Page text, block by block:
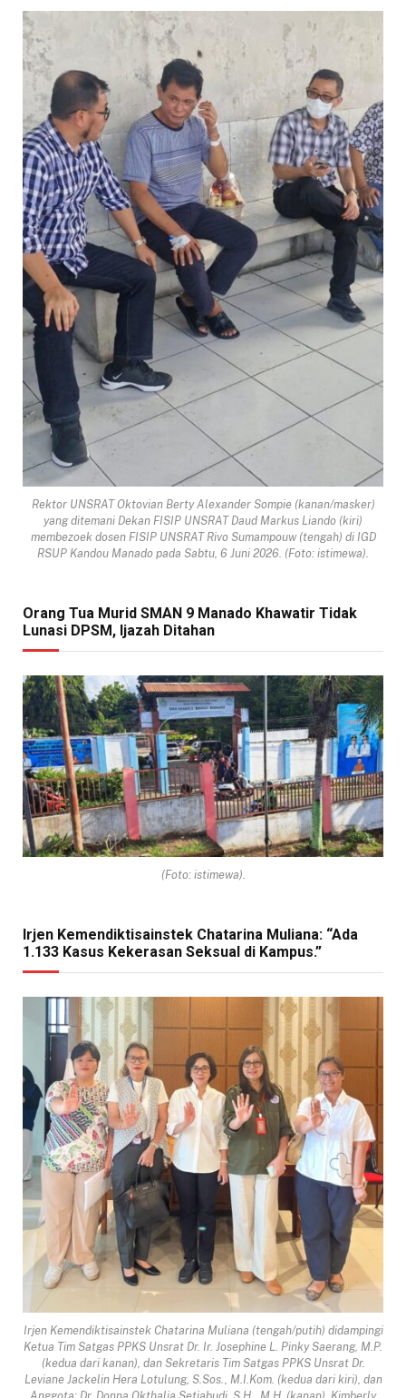
Rektor UNSRAT Oktovian Berty Alexander Sompie (kanan/masker)
yang ditemani Dekan FISIP UNSRAT Daud Markus Liando (kiri)
membezoek dosen FISIP UNSRAT Rivo Sumampouw (tengah) di IGD
RSUP Kandou Manado pada Sabtu, 6 Juni 2026. (Foto: istimewa).
Orang Tua Murid SMAN 9 Manado Khawatir Tidak
Lunasi DPSM, Ijazah Ditahan
(Foto: istimewa).
Irjen Kemendiktisainstek Chatarina Muliana: “Ada
1.133 Kasus Kekerasan Seksual di Kampus.”
Irjen Kemendiktisainstek Chatarina Muliana (tengah/putih) didampingi
Ketua Tim Satgas PPKS Unsrat Dr. Ir. Josephine L. Pinky Saerang, M.P.
(kedua dari kanan), dan Sekretaris Tim Satgas PPKS Unsrat Dr.
Leviane Jackelin Hera Lotulung, S.Sos., M.I.Kom. (kedua dari kiri), dan